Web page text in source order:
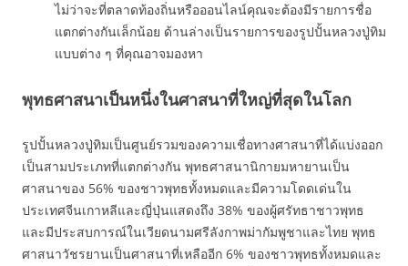
ไม่ว่าจะที่ตลาดท้องถิ่นหรือออนไลน์คุณจะต้องมีรายการชื่อ
แตกต่างกันเล็กน้อย ด้านล่างเป็นรายการของรูปปั้นหลวงปู่ทิม
แบบต่าง ๆ ที่คุณอาจมองหา
พุทธศาสนาเป็นหนึ่งในศาสนาที่ใหญ่ที่สุดในโลก
รูปปั้นหลวงปู่ทิมเป็นศูนย์รวมของความเชื่อทางศาสนาที่ได้แบ่งออก
เป็นสามประเภทที่แตกต่างกัน พุทธศาสนานิกายมหายานเป็น
ศาสนาของ 56% ของชาวพุทธทั้งหมดและมีความโดดเด่นใน
ประเทศจีนเกาหลีและญี่ปุ่นแสดงถึง 38% ของผู้ศรัทธาชาวพุทธ
และมีประสบการณ์ในเวียดนามศรีลังกาพม่ากัมพูชาและไทย พุทธ
ศาสนาวัชรยานเป็นศาสนาที่เหลืออีก 6% ของชาวพุทธทั้งหมดและ